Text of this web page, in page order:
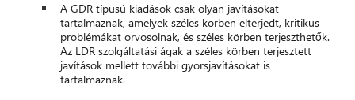
A GDR típusú kiadások csak olyan javításokat
tartalmaznak, amelyek széles körben elterjedt, kritikus
problémákat orvosolnak, és széles körben terjeszthetők.
Az LDR szolgáltatási ágak a széles körben terjesztett
javítások mellett további gyorsjavításokat is
tartalmaznak.